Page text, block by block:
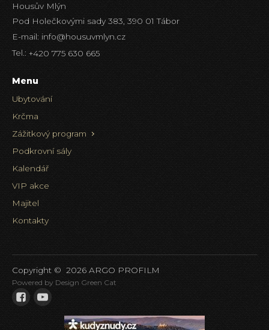
Housův Mlýn
Pod Holečkovými sady 383, 390 01 Tábor
E-mail: info@housuvmlyn.cz
Tel.: +420 775 630 665
Menu
Ubytování
Krčma
Zážitkový program
Podkrovní sály
Kalendář
VIP akce
Majitel
Kontakty
Copyright © 2026 ARGO PROFILM
Powered by Design Green Cat